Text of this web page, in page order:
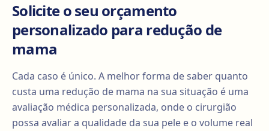
Solicite o seu orçamento
personalizado para redução de
mama
Cada caso é único. A melhor forma de saber quanto
custa uma redução de mama na sua situação é uma
avaliação médica personalizada, onde o cirurgião
possa avaliar a qualidade da sua pele e o volume real